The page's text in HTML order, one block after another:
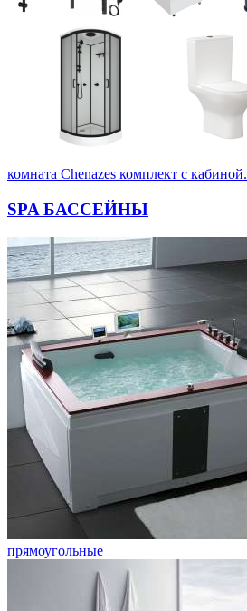
комната Chenazes комплект с кабиной.
SPA БАССЕЙНЫ
прямоугольные